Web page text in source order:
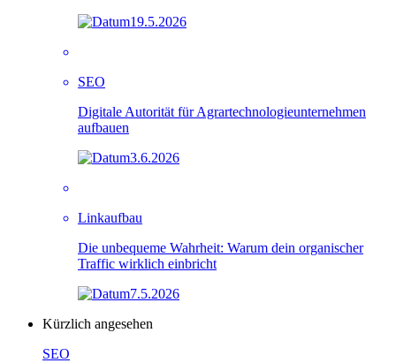
19.5.2026
SEO
Digitale Autorität für Agrartechnologieunternehmen
aufbauen
3.6.2026
Linkaufbau
Die unbequeme Wahrheit: Warum dein organischer
Traffic wirklich einbricht
7.5.2026
Kürzlich angesehen
SEO